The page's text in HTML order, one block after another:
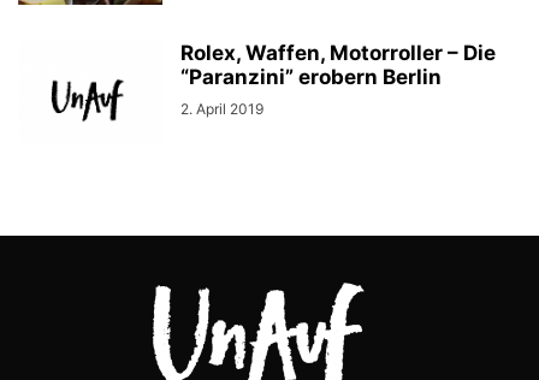
Rolex, Waffen, Motorroller – Die
“Paranzini” erobern Berlin
2. April 2019